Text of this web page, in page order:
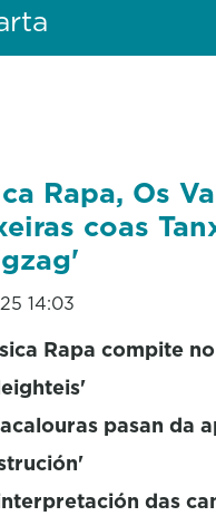
Rapa, Os
coas
14:03
Rapa compite
pasan da
das